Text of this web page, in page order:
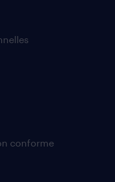
conforme